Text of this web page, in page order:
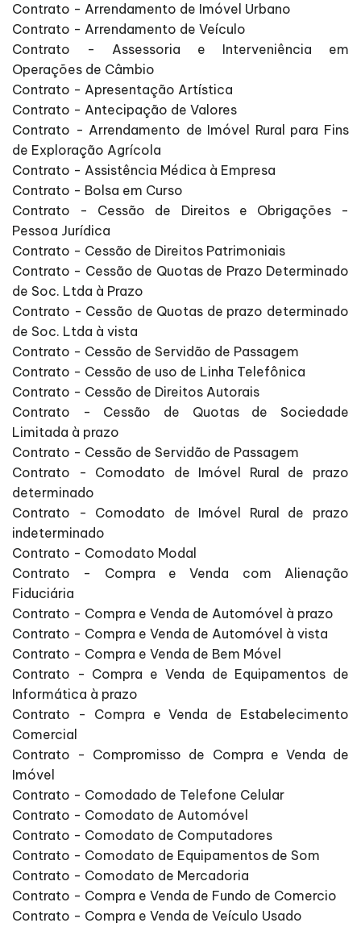
Contrato - Arrendamento de Imóvel Urbano
Contrato - Arrendamento de Veículo
Contrato - Assessoria e Interveniência em
Operações de Câmbio
Contrato - Apresentação Artística
Contrato - Antecipação de Valores
Contrato - Arrendamento de Imóvel Rural para Fins
de Exploração Agrícola
Contrato - Assistência Médica à Empresa
Contrato - Bolsa em Curso
Contrato - Cessão de Direitos e Obrigações -
Pessoa Jurídica
Contrato - Cessão de Direitos Patrimoniais
Contrato - Cessão de Quotas de Prazo Determinado
de Soc. Ltda à Prazo
Contrato - Cessão de Quotas de prazo determinado
de Soc. Ltda à vista
Contrato - Cessão de Servidão de Passagem
Contrato - Cessão de uso de Linha Telefônica
Contrato - Cessão de Direitos Autorais
Contrato - Cessão de Quotas de Sociedade
Limitada à prazo
Contrato - Cessão de Servidão de Passagem
Contrato - Comodato de Imóvel Rural de prazo
determinado
Contrato - Comodato de Imóvel Rural de prazo
indeterminado
Contrato - Comodato Modal
Contrato - Compra e Venda com Alienação
Fiduciária
Contrato - Compra e Venda de Automóvel à prazo
Contrato - Compra e Venda de Automóvel à vista
Contrato - Compra e Venda de Bem Móvel
Contrato - Compra e Venda de Equipamentos de
Informática à prazo
Contrato - Compra e Venda de Estabelecimento
Comercial
Contrato - Compromisso de Compra e Venda de
Imóvel
Contrato - Comodado de Telefone Celular
Contrato - Comodato de Automóvel
Contrato - Comodato de Computadores
Contrato - Comodato de Equipamentos de Som
Contrato - Comodato de Mercadoria
Contrato - Compra e Venda de Fundo de Comercio
Contrato - Compra e Venda de Veículo Usado